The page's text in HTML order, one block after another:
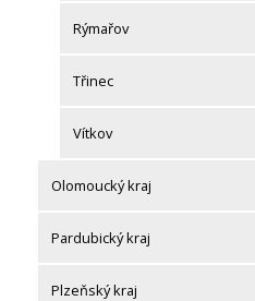
Rýmařov
Třinec
Vítkov
Olomoucký kraj
Pardubický kraj
Plzeňský kraj